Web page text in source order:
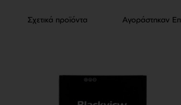
Σχετικά προϊόντα Αγοράστηκαν